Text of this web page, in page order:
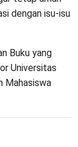
dengan isu-isu
Buku yang
Universitas
Mahasiswa